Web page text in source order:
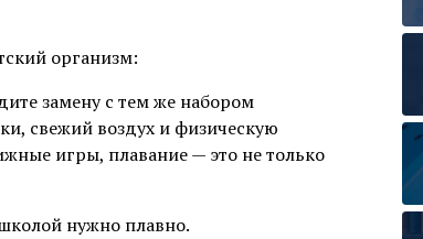
организм:
замену с тем же набором
свежий воздух и физическую
игры, плавание — это не только
нужно плавно.